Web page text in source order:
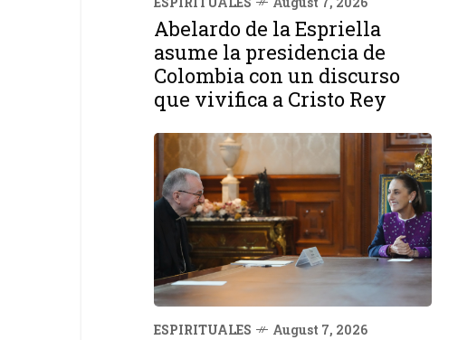
Abelardo de la Espriella
asume la presidencia de
Colombia con un discurso
que vivifica a Cristo Rey
ESPIRITUALES August 7, 2026